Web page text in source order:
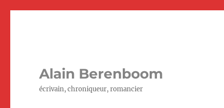
Alain Berenboom
écrivain, chroniqueur, romancier